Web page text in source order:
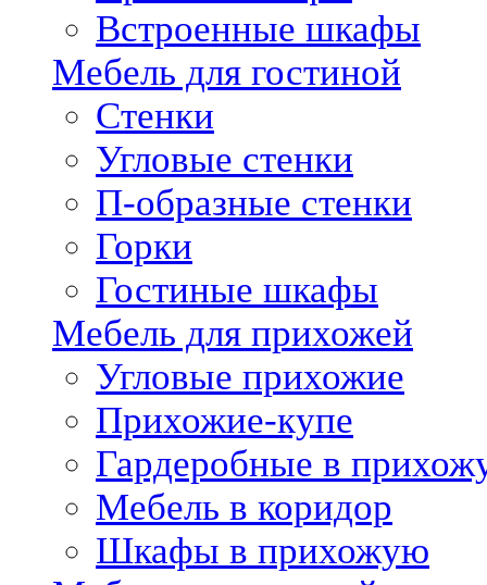
Встроенные шкафы
Мебель для гостиной
Стенки
Угловые стенки
П-образные стенки
Горки
Гостиные шкафы
Мебель для прихожей
Угловые прихожие
Прихожие-купе
Гардеробные в
Мебель в коридор
Шкафы в прихожую